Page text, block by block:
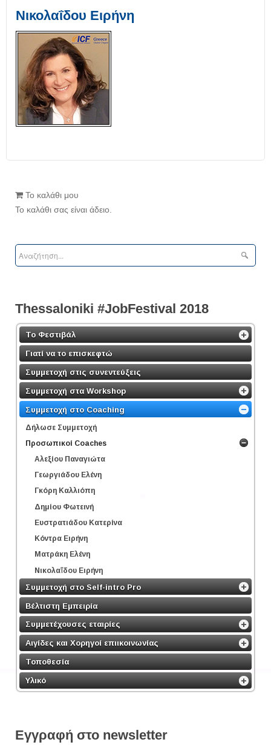
Νικολαΐδου Ειρήνη
Το καλάθι μου
Το καλάθι σας είναι άδειο.
Τhessaloniki #JobFestival 2018
Το Φεστιβάλ
Γιατί να το επισκεφτώ
Συμμετοχή στις συνεντεύξεις
Συμμετοχή στα Workshop
Συμμετοχή στο Coaching
Δήλωσε Συμμετοχή
Προσωπικοί Coaches
Αλεξίου Παναγιώτα
Γεωργιάδου Ελένη
Γκόρη Καλλιόπη
Δημίου Φωτεινή
Ευστρατιάδου Κατερίνα
Κόντρα Ειρήνη
Ματράκη Ελένη
Νικολαΐδου Ειρήνη
Συμμετοχή στο Self-intro Pro
Βέλτιστη Εμπειρία
Συμμετέχουσες εταιρίες
Αιγίδες και Χορηγοί επιικοινωνίας
Τοποθεσία
Υλικό
Εγγραφή στο newsletter